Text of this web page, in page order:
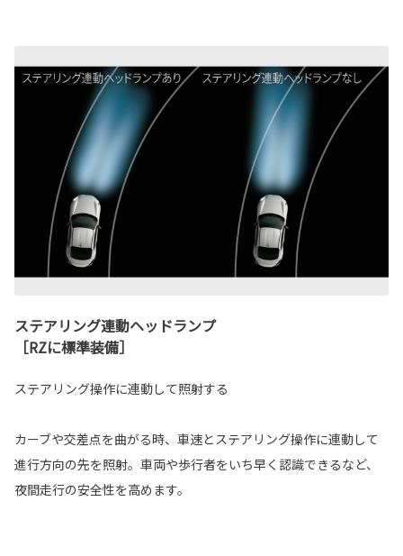
ステアリング連動ヘッドランプ
［RZに標準装備］
ステアリング操作に連動して照射する
カーブや交差点を曲がる時、車速とステアリング操作に連動して
進行方向の先を照射。車両や歩行者をいち早く認識できるなど、
夜間走行の安全性を高めます。